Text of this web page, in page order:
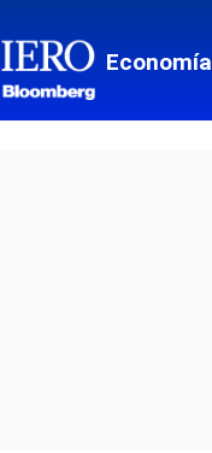
Economía